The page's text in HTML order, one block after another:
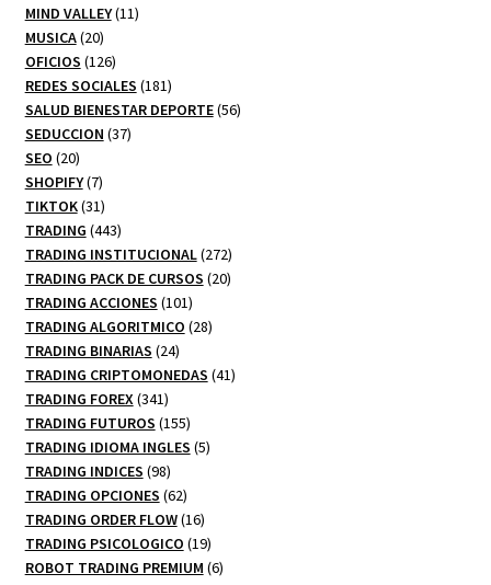
productos
MIND VALLEY 1111
MUSICA 2020
productos
OFICIOS 126126
productos
REDES SOCIALES 181181
productos
SALUD BIENESTAR DEPORTE 5656
SEDUCCION 3737
SEO 2020
productos
SHOPIFY 77
productos
TIKTOK 3131
productos
TRADING 443443
productos
TRADING INSTITUCIONAL 272272
productos
TRADING PACK DE CURSOS 2020
TRADING ACCIONES 101101
productos
TRADING ALGORITMICO 2828
TRADING BINARIAS 2424
productos
TRADING CRIPTOMONEDAS 4141
TRADING FOREX 341341
productos
TRADING FUTUROS 155155
productos
TRADING IDIOMA INGLES 55
TRADING INDICES 9898
productos
TRADING OPCIONES 6262
productos
TRADING ORDER FLOW 1616
productos
TRADING PSICOLOGICO 1919
productos
ROBOT TRADING PREMIUM 66